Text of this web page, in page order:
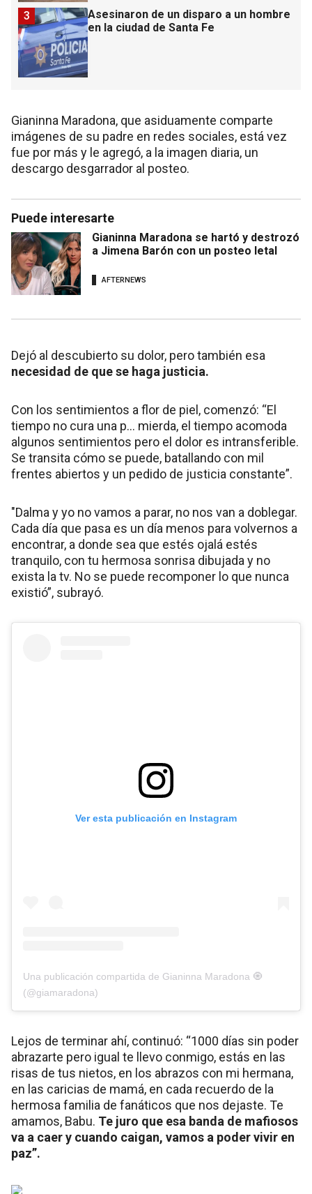
Asesinaron de un disparo a un hombre
en la ciudad de Santa Fe
3
Gianinna Maradona, que asiduamente comparte
imágenes de su padre en redes sociales, está vez
fue por más y le agregó, a la imagen diaria, un
descargo desgarrador al posteo.
Puede interesarte
Gianinna Maradona se hartó y destrozó
a Jimena Barón con un posteo letal
AFTERNEWS
Dejó al descubierto su dolor, pero también esa
necesidad de que se haga justicia.
Con los sentimientos a flor de piel, comenzó: “El
tiempo no cura una p… mierda, el tiempo acomoda
algunos sentimientos pero el dolor es intransferible.
Se transita cómo se puede, batallando con mil
frentes abiertos y un pedido de justicia constante”.
"Dalma y yo no vamos a parar, no nos van a doblegar.
Cada día que pasa es un día menos para volvernos a
encontrar, a donde sea que estés ojalá estés
tranquilo, con tu hermosa sonrisa dibujada y no
exista la tv. No se puede recomponer lo que nunca
existió”, subrayó.
Ver esta publicación en Instagram
Una publicación compartida de Gianinna Maradona 🧿
(@giamaradona)
Lejos de terminar ahí, continuó: “1000 días sin poder
abrazarte pero igual te llevo conmigo, estás en las
risas de tus nietos, en los abrazos con mi hermana,
en las caricias de mamá, en cada recuerdo de la
hermosa familia de fanáticos que nos dejaste. Te
amamos, Babu. Te juro que esa banda de mafiosos
va a caer y cuando caigan, vamos a poder vivir en
paz”.